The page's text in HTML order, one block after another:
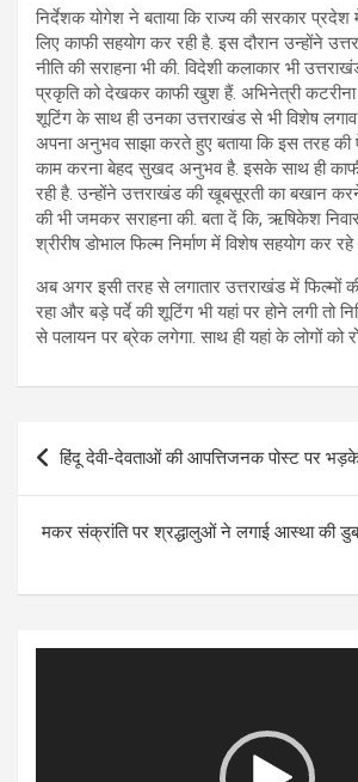
निर्देशक योगेश ने बताया कि राज्य की सरकार प्रदेश
लिए काफी सहयोग कर रही है. इस दौरान उन्होंने
नीति की सराहना भी की. विदेशी कलाकार भी
प्रकृति को देखकर काफी खुश हैं. अभिनेत्री कटरीना
शूटिंग के साथ ही उनका उत्तराखंड से भी विशेष लगाव
अपना अनुभव साझा करते हुए बताया कि इस तरह की
काम करना बेहद सुखद अनुभव है. इसके साथ ही काफी
रही है. उन्होंने उत्तराखंड की खूबसूरती का बखान
की भी जमकर सराहना की. बता दें कि, ऋषिकेश
श्रीरीष डोभाल फिल्म निर्माण में विशेष सहयोग कर रहे
अब अगर इसी तरह से लगातार उत्तराखंड में फिल्मों
रहा और बड़े पर्दे की शूटिंग भी यहां पर होने लगी तो
से पलायन पर ब्रेक लगेगा. साथ ही यहां के लोगों को
Post
navigation
हिंदू देवी-देवताओं की आपत्तिजनक पोस्ट पर
मकर संक्रांति पर श्रद्धालुओं ने लगाई आस्था की